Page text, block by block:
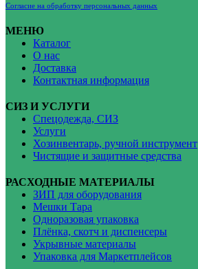
Согласие на обработку персональных данных
МЕНЮ
Каталог
О нас
Доставка
Контактная информация
СИЗ И УСЛУГИ
Спецодежда, СИЗ
Услуги
Хозинвентарь, ручной инструмент
Чистящие и защитные средства
РАСХОДНЫЕ МАТЕРИАЛЫ
ЗИП для оборудования
Мешки Тара
Одноразовая упаковка
Плёнка, скотч и диспенсеры
Укрывные материалы
Упаковка для Маркетплейсов